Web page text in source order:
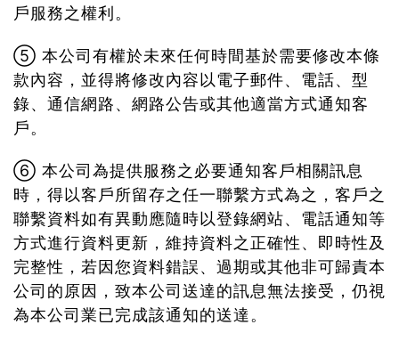
戶服務之權利。
⑤ 本公司有權於未來任何時間基於需要修改本條
款內容，並得將修改內容以電子郵件、電話、型
錄、通信網路、網路公告或其他適當方式通知客
戶。
⑥ 本公司為提供服務之必要通知客戶相關訊息
時，得以客戶所留存之任一聯繫方式為之，客戶之
聯繫資料如有異動應隨時以登錄網站、電話通知等
方式進行資料更新，維持資料之正確性、即時性及
完整性，若因您資料錯誤、過期或其他非可歸責本
公司的原因，致本公司送達的訊息無法接受，仍視
為本公司業已完成該通知的送達。